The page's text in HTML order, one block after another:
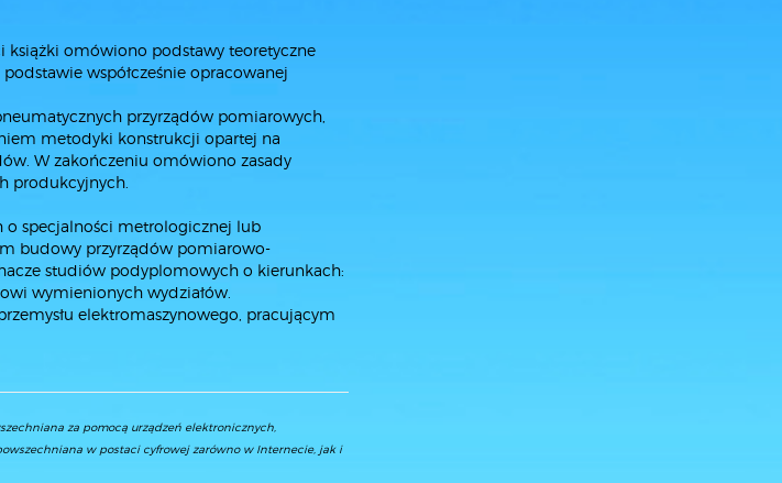
książki omówiono podstawy teoretyczne
współcześnie opracowanej
przyrządów pomiarowych,
metodyki konstrukcji opartej na
W zakończeniu omówiono zasady
produkcyjnych.
o specjalności metrologicznej lub
budowy przyrządów pomiarowo-
studiów podyplomowych o kierunkach:
wymienionych wydziałów.
elektromaszynowego, pracującym
za pomocą urządzeń elektronicznych,
w postaci cyfrowej zarówno w Internecie, jak i